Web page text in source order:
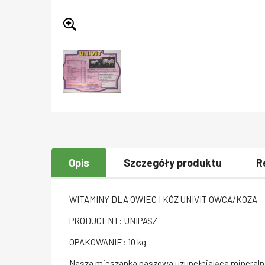
Opis Szczegóły produktu
WITAMINY DLA OWIEC I KÓZ UNIVIT OWCA/KOZA
PRODUCENT: UNIPASZ
OPAKOWANIE: 10 kg